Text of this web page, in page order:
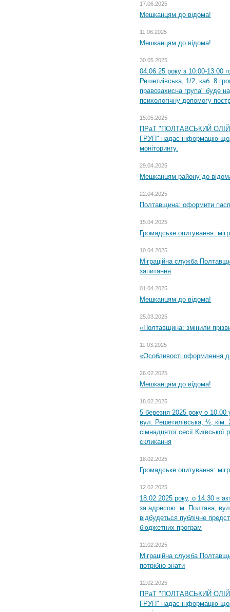
17.06.2025
Мешканцям до відома!
11.06.2025
Мешканцям до відома!
30.05.2025
04.06.25 року з 10:00-13:00
Решетиівська, 1/2, каб. 8
правозахисна група" буде
психологічну допомогу
15.05.2025
ПРаТ "ПОЛТАВСЬКИЙ
ГРУП" надає інформацію
моніторингу.
29.04.2025
Мешканцям району до
22.04.2025
Полтавщина: оформити
15.04.2025
Громадське опитування:
10.04.2025
Міграційна служба
запитання
01.04.2025
Мешканцям до відома!
25.03.2025
«Полтавщина: змінили
11.03.2025
«Особливості оформлення
26.02.2025
Мешканцям до відома!
18.02.2025
5 березня 2025 року о 10.00
вул. Решетилівська, ½, кім.
сімнадцятої сесії
скликання
18.02.2025
Громадське опитування:
12.02.2025
18.02.2025 року, о 14.30 в
за адресою: м. Полтава,
відбудеться публічне
бюджетних програм
12.02.2025
Міграційна служба
потрібно знати
12.02.2025
ПРаТ "ПОЛТАВСЬКИЙ
ГРУП" надає інформацію